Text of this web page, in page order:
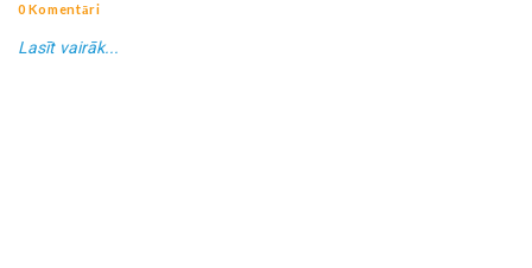
0 Komentāri
Lasīt vairāk...